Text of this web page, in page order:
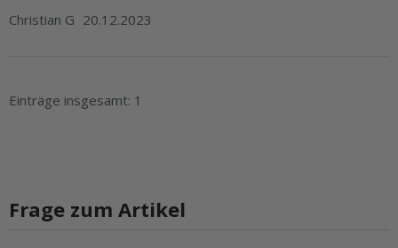
Christian G 20.12.2023
Einträge insgesamt: 1
Frage zum Artikel